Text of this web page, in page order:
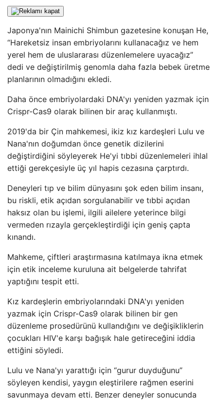
Japonya'nın Mainichi Shimbun gazetesine konuşan He,
“Hareketsiz insan embriyolarını kullanacağız ve hem
yerel hem de uluslararası düzenlemelere uyacağız”
dedi ve değiştirilmiş genomla daha fazla bebek üretme
planlarının olmadığını ekledi.
Daha önce embriyolardaki DNA'yı yeniden yazmak için
Crispr-Cas9 olarak bilinen bir araç kullanmıştı.
2019'da bir Çin mahkemesi, ikiz kız kardeşleri Lulu ve
Nana'nın doğumdan önce genetik dizilerini
değiştirdiğini söyleyerek He'yi tıbbi düzenlemeleri ihlal
ettiği gerekçesiyle üç yıl hapis cezasına çarptırdı.
Deneyleri tıp ve bilim dünyasını şok eden bilim insanı,
bu riskli, etik açıdan sorgulanabilir ve tıbbi açıdan
haksız olan bu işlemi, ilgili ailelere yeterince bilgi
vermeden rızayla gerçekleştirdiği için geniş çapta
kınandı.
Mahkeme, çiftleri araştırmasına katılmaya ikna etmek
için etik inceleme kuruluna ait belgelerde tahrifat
yaptığını tespit etti.
Kız kardeşlerin embriyolarındaki DNA'yı yeniden
yazmak için Crispr-Cas9 olarak bilinen bir gen
düzenleme prosedürünü kullandığını ve değişikliklerin
çocukları HIV'e karşı bağışık hale getireceğini iddia
ettiğini söyledi.
Lulu ve Nana'yı yarattığı için “gurur duyduğunu”
söyleyen kendisi, yaygın eleştirilere rağmen eserini
savunmaya devam etti. Benzer deneyler sonucunda